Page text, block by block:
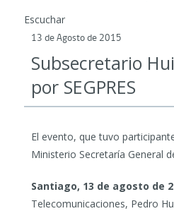
Escuchar
13 de Agosto de 2015
Subsecretario
por SEGPRES
El evento, que tuvo
Ministerio Secretaría General
Santiago, 13 de agosto de
Telecomunicaciones, Pedro